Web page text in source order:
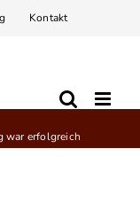
Kontakt
war erfolgreich